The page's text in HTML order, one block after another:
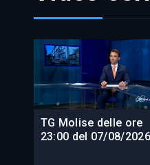
TG Molise delle ore
23:00 del 07/08/2026